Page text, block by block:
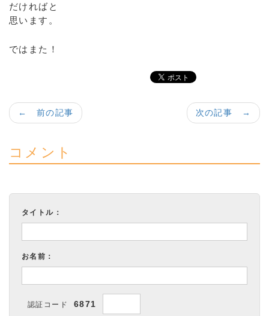
だければと
思います。
ではまた！
次の記事 →
← 前の記事
コメント
タイトル：
お名前：
認証コード 6871